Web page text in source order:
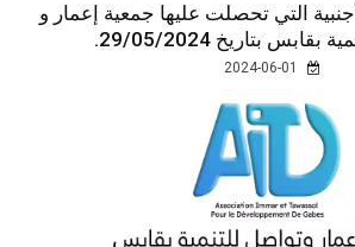
التي تحصلت عليها جمعية إعمار و
بتاريخ 29/05/2024.